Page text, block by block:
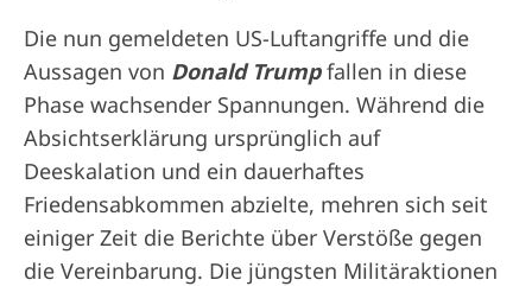
Die nun gemeldeten US-Luftangriffe und die
Aussagen von Donald Trumpfallen in diese
Phase wachsender Spannungen. Während die
Absichtserklärung ursprünglich auf
Deeskalation und ein dauerhaftes
Friedensabkommen abzielte, mehren sich seit
einiger Zeit die Berichte über Verstöße gegen
die Vereinbarung. Die jüngsten Militäraktionen